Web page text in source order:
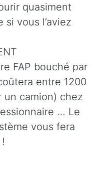
quasiment
vous l’aviez
FAP bouché par
entre 1200
un camion) chez
… Le
vous fera